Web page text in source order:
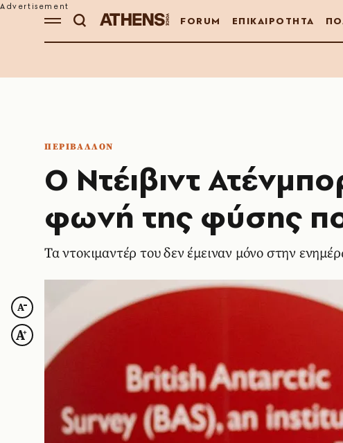
FORUM ΕΠΙΚΑΙΡΟΤΗΤΑ
ΠΕΡΙΒΑΛΛΟΝ
Ο Ντέιβιντ
φωνή της φύσης
Τα ντοκιμαντέρ του δεν έμειναν μόνο στην